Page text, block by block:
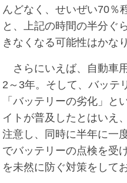
んどなく、せいぜい70％
と、上記の時間の半分ぐ
きなくなる可能性はかな
さらにいえば、自動車
2～3年。そして、バッテ
「バッテリーの劣化」と
イトが普及したとはいえ
注意し、同時に半年に一
でバッテリーの点検を受
を未然に防ぐ対策をして